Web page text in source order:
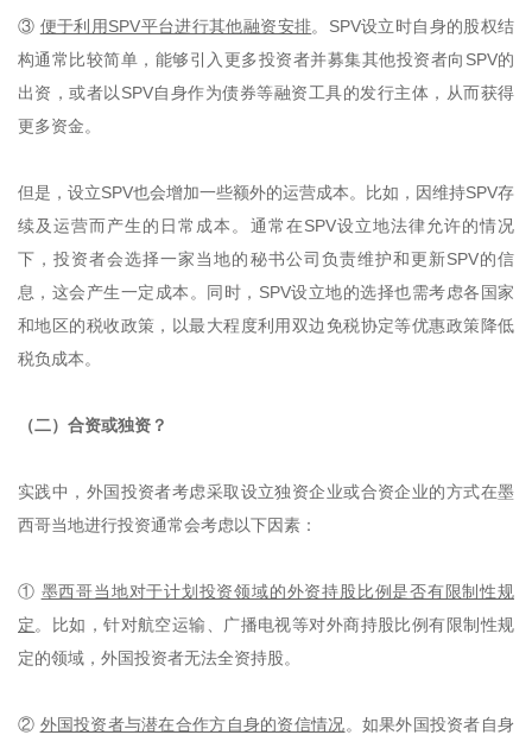
③ 便于利用SPV平台进行其他融资安排。SPV设立时自身的股权结
构通常比较简单，能够引入更多投资者并募集其他投资者向SPV的
出资，或者以SPV自身作为债券等融资工具的发行主体，从而获得
更多资金。
但是，设立SPV也会增加一些额外的运营成本。比如，因维持SPV存
续及运营而产生的日常成本。通常在SPV设立地法律允许的情况
下，投资者会选择一家当地的秘书公司负责维护和更新SPV的信
息，这会产生一定成本。同时，SPV设立地的选择也需考虑各国家
和地区的税收政策，以最大程度利用双边免税协定等优惠政策降低
税负成本。
（二）合资或独资？
实践中，外国投资者考虑采取设立独资企业或合资企业的方式在墨
西哥当地进行投资通常会考虑以下因素：
① 墨西哥当地对于计划投资领域的外资持股比例是否有限制性规
定。比如，针对航空运输、广播电视等对外商持股比例有限制性规
定的领域，外国投资者无法全资持股。
② 外国投资者与潜在合作方自身的资信情况。如果外国投资者自身